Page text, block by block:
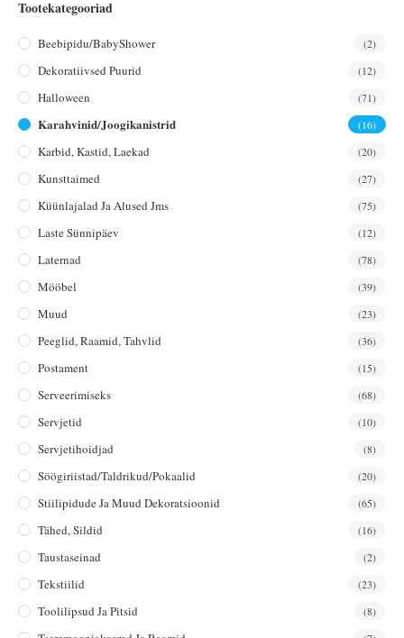
Tootekategooriad
Beebipidu/BabyShower (2)
Dekoratiivsed Puurid (12)
Halloween (71)
Karahvinid/joogikanistrid (16)
Karbid, Kastid, Laekad (20)
Kunsttaimed (27)
Küünlajalad Ja Alused Jms (75)
Laste Sünnipäev (12)
Laternad (78)
Mööbel (39)
Muud (23)
Peeglid, Raamid, Tahvlid (36)
Postament (15)
Serveerimiseks (68)
Servjetid (10)
Servjetihoidjad (8)
Söögiriistad/taldrikud/pokaalid (20)
Stiilipidude Ja Muud Dekoratsioonid (65)
Tähed, Sildid (16)
Taustaseinad (2)
Tekstiilid (23)
Toolilipsud Ja Pitsid (8)